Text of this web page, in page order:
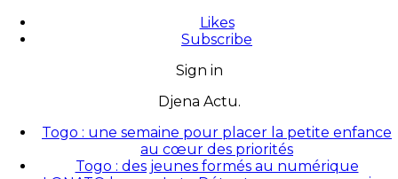
Likes
Subscribe
Sign in
Djena Actu.
Togo : une semaine pour placer la petite enfance
au cœur des priorités
Togo : des jeunes formés au numérique